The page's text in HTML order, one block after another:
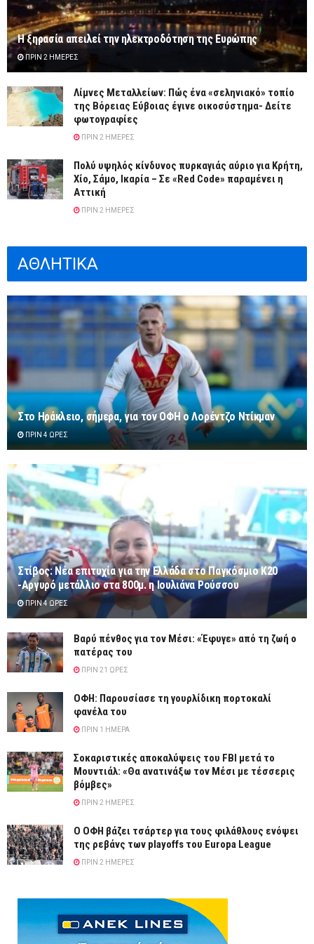
Η ξηρασία απειλεί την ηλεκτροδότηση της Ευρώπης
ΠΡΙΝ 2 ΗΜΈΡΕΣ
Λίμνες Μεταλλείων: Πώς ένα «σεληνιακό» τοπίο
της Βόρειας Εύβοιας έγινε οικοσύστημα- Δείτε
φωτογραφίες
ΠΡΙΝ 2 ΗΜΈΡΕΣ
Πολύ υψηλός κίνδυνος πυρκαγιάς αύριο για Κρήτη,
Χίο, Σάμο, Ικαρία – Σε «Red Code» παραμένει η
Αττική
ΠΡΙΝ 2 ΗΜΈΡΕΣ
ΑΘΛΗΤΙΚΑ
Στο Ηράκλειο, σήμερα, για τον ΟΦΗ ο Λορέντζο Ντίκμαν
ΠΡΙΝ 4 ΏΡΕΣ
Στίβος: Νέα επιτυχία για την Ελλάδα στο Παγκόσμιο Κ20
-Αργυρό μετάλλιο στα 800μ. η Ιουλιάνα Ρούσσου
ΠΡΙΝ 4 ΏΡΕΣ
Βαρύ πένθος για τον Μέσι: «Έφυγε» από τη ζωή ο
πατέρας του
ΠΡΙΝ 21 ΏΡΕΣ
ΟΦΗ: Παρουσίασε τη γουρλίδικη πορτοκαλί
φανέλα του
ΠΡΙΝ 1 ΗΜΈΡΑ
Σοκαριστικές αποκαλύψεις του FBI μετά το
Μουντιάλ: «Θα ανατινάξω τον Μέσι με τέσσερις
βόμβες»
ΠΡΙΝ 2 ΗΜΈΡΕΣ
Ο ΟΦΗ βάζει τσάρτερ για τους φιλάθλους ενόψει
της ρεβάνς των playoffs του Europa League
ΠΡΙΝ 2 ΗΜΈΡΕΣ